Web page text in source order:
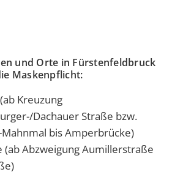
und Orte in Fürstenfeldbruck
Maskenpflicht:
Kreuzung
Dachauer Straße bzw.
bis Amperbrücke)
(ab Abzweigung Aumillerstraße